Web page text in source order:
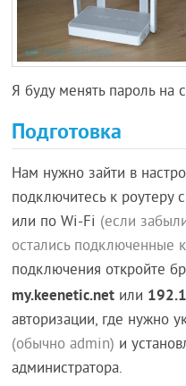
Я буду менять пароль на
Подготовка
Нам нужно зайти в
подключитесь к роутеру
или по Wi-Fi (если
остались подключенные
подключения откройте
my.keenetic.net или
авторизации, где нужно
(обычно admin) и
администратора.